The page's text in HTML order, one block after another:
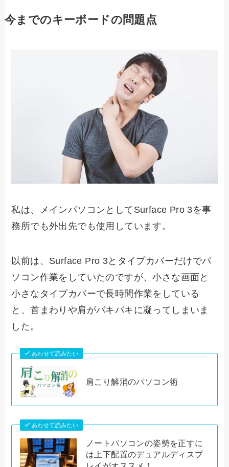
今までのキーボードの問題点
私は、メインパソコンとしてSurface Pro 3を事
務所でも外出先でも使用しています。
以前は、Surface Pro 3とタイプカバーだけでパ
ソコン作業をしていたのですが、小さな画面と
小さなタイプカバーで長時間作業をしている
と、首まわりや肩がバキバキに凝ってしまいま
した。
あわせて読みたい
肩こり解消のパソコン術
あわせて読みたい
ノートパソコンの姿勢を正すに
は上下配置のデュアルディスプ